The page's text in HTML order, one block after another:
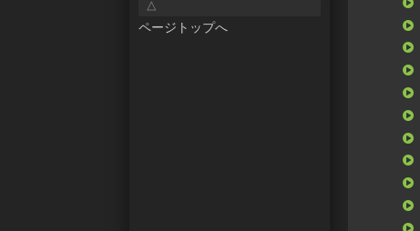
△
ページトップへ